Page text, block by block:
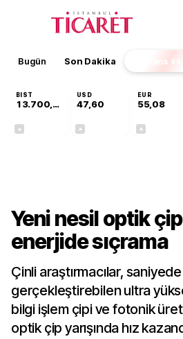
Bugün Son Dakika Finans
BIST
13.700,08
USD
47,60
EUR
55,08
Yeni nesil optik
enerjide sıçrama
Çinli araştırmacılar,
gerçekleştirebilen ultra
bilgi işlem çipi ve fotonik
optik çip yarışında hız